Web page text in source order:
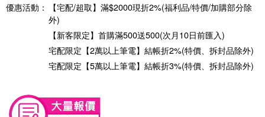
優惠活動：
【宅配/超取】滿$2000現折2%(福利品/特價/加購部分除
外)
【新客限定】首購滿500送500(次月10日前匯入)
宅配限定【2萬以上筆電】結帳折2%(特價、拆封品除外)
宅配限定【5萬以上筆電】結帳折3%(特價、拆封品除外)